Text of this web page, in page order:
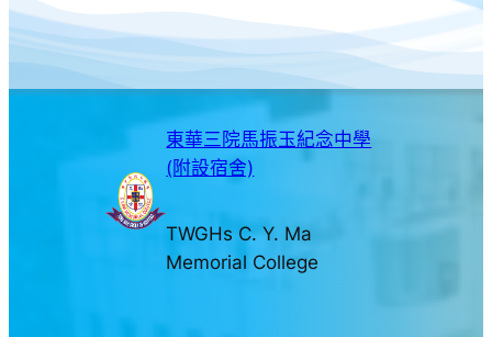
東華三院馬振玉紀念中學
(附設宿舍)
TWGHs C. Y. Ma
Memorial College